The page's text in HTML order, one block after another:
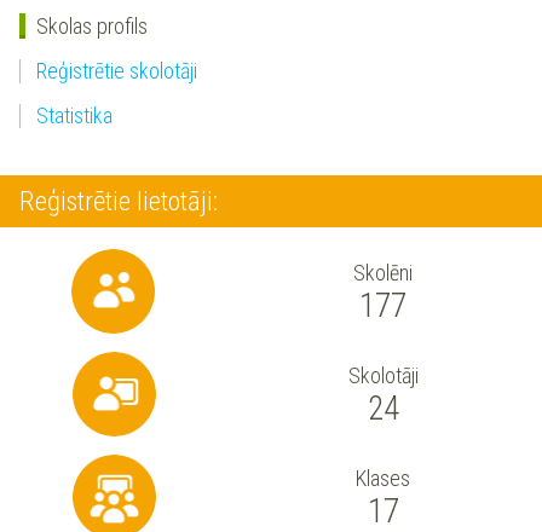
Skolas profils
Reģistrētie skolotāji
Statistika
Reģistrētie lietotāji:
Skolēni
177
Skolotāji
24
Klases
17